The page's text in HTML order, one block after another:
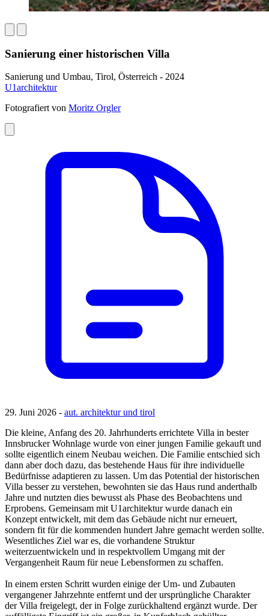
Sanierung einer historischen Villa
Sanierung und Umbau, Tirol, Österreich - 2024
U1architektur
Fotografiert von Moritz Orgler
29. Juni 2026 - aut. architektur und tirol
Die kleine, Anfang des 20. Jahrhunderts errichtete Villa in bester
Innsbrucker Wohnlage wurde von einer jungen Familie gekauft und
sollte eigentlich einem Neubau weichen. Die Familie entschied sich
dann aber doch dazu, das bestehende Haus für ihre individuelle
Bedürfnisse adaptieren zu lassen. Um das Potential der historischen
Villa besser zu verstehen, bewohnten sie das Haus rund anderthalb
Jahre und nutzten dies bewusst als Phase des Beobachtens und
Erprobens. Gemeinsam mit U1architektur wurde danach ein
Konzept entwickelt, mit dem das Gebäude nicht nur erneuert,
sondern fit für die kommenden hundert Jahre gemacht werden sollte.
Wesentliches Ziel war es, die vorhandene Struktur
weiterzuentwickeln und in respektvollem Umgang mit der
Vergangenheit Raum für neue Lebensformen zu schaffen.
In einem ersten Schritt wurden einige der Um- und Zubauten
vergangener Jahrzehnte entfernt und der ursprüngliche Charakter
der Villa freigelegt, der in Folge zurückhaltend ergänzt wurde. Der